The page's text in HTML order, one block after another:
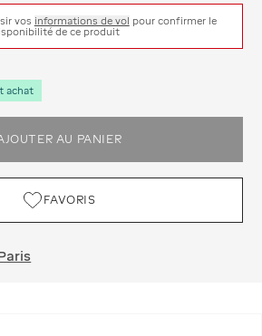
vos informations de vol pour confirmer le
de ce produit
achat
AU PANIER
FAVORIS